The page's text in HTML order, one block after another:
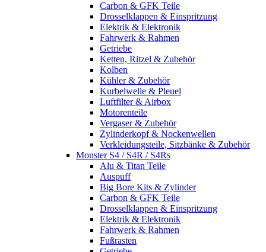
Carbon & GFK Teile
Drosselklappen & Einspritzung
Elektrik & Elektronik
Fahrwerk & Rahmen
Getriebe
Ketten, Ritzel & Zubehör
Kolben
Kühler & Zubehör
Kurbelwelle & Pleuel
Luftfilter & Airbox
Motorenteile
Vergaser & Zubehör
Zylinderkopf & Nockenwellen
Verkleidungsteile, Sitzbänke & Zubehör
Monster S4 / S4R / S4Rs
Alu & Titan Teile
Auspuff
Big Bore Kits & Zylinder
Carbon & GFK Teile
Drosselklappen & Einspritzung
Elektrik & Elektronik
Fahrwerk & Rahmen
Fußrasten